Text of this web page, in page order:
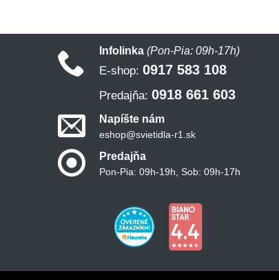
Infolinka (Pon-Pia: 09h-17h)
E-shop: 0917 583 108
Predajňa: 0918 661 603
Napíšte nám
eshop@svietidla-r1.sk
Predajňa
Pon-Pia: 09h-19h, Sob: 09h-17h